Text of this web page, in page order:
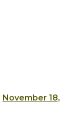
November 18,